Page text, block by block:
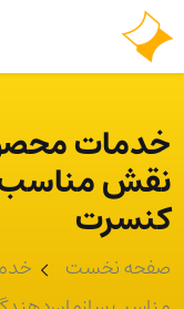
خدمات
نقش مناسب
کنسرت
صفحه نخست